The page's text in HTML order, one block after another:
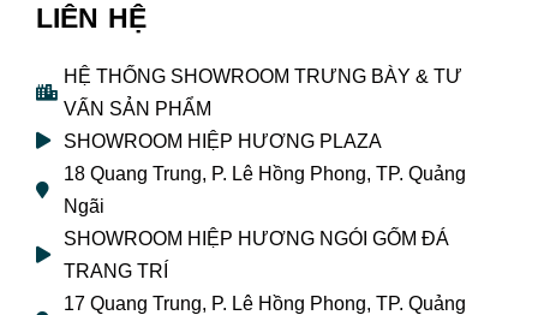
LIÊN HỆ
HỆ THỐNG SHOWROOM TRƯNG BÀY & TƯ
VẤN SẢN PHẨM
SHOWROOM HIỆP HƯƠNG PLAZA
18 Quang Trung, P. Lê Hồng Phong, TP. Quảng
Ngãi
SHOWROOM HIỆP HƯƠNG NGÓI GỐM ĐÁ
TRANG TRÍ
17 Quang Trung, P. Lê Hồng Phong, TP. Quảng